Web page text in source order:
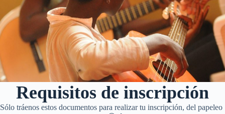
Requisitos de inscripción
Sólo tráenos estos documentos para realizar tu inscripción, del papeleo